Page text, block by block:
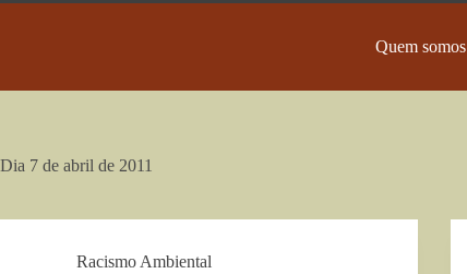
Quem somos
Dia 7 de abril de 2011
Racismo Ambiental